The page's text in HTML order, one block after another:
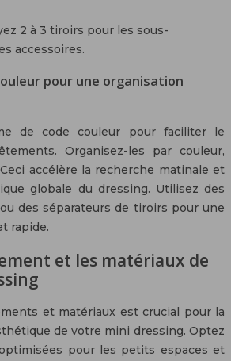
2 à 3 tiroirs pour les sous-
accessoires.
pour une organisation
de code couleur pour faciliter le
Organisez-les par couleur,
accélère la recherche matinale et
globale du dressing. Utilisez des
des séparateurs de tiroirs pour une
rapide.
et les matériaux de
et matériaux est crucial pour la
de votre mini dressing. Optez
pour les petits espaces et